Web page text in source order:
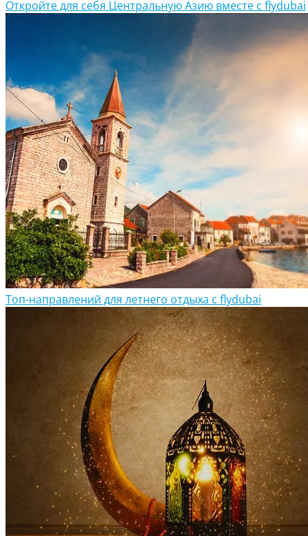
Откройте для себя Центральную Азию вместе с flydubai
Топ-направлений для летнего отдыха с flydubai